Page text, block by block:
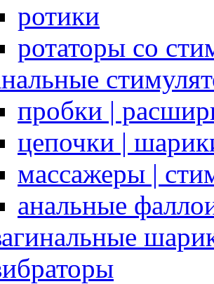
ротики
ротаторы со
пробки |
цепочки |
массажеры |
анальные